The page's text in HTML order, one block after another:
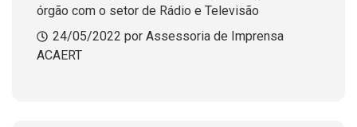
órgão com o setor de Rádio e Televisão
24/05/2022 por Assessoria de Imprensa
ACAERT